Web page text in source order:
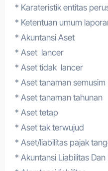
* Karateristik entitas
* Ketentuan umum
* Akuntansi Aset
* Aset lancer
* Aset tidak lancer
* Aset tanaman semusim
* Aset tanaman tahunan
* Aset tetap
* Aset tak terwujud
* Aset/liabilitas pajak
* Akuntansi Liabilitas Dan